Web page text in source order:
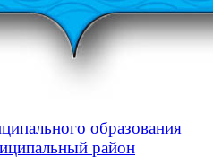
образования
район